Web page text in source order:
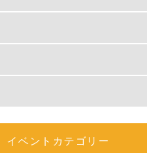
イベントカテゴリー